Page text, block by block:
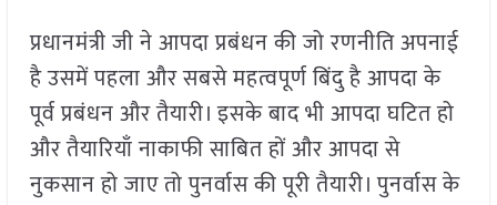
प्रधानमंत्री जी ने आपदा प्रबंधन की जो रणनीति अपनाई
है उसमें पहला और सबसे महत्वपूर्ण बिंदु है आपदा के
पूर्व प्रबंधन और तैयारी। इसके बाद भी आपदा घटित हो
और तैयारियाँ नाकाफी साबित हों और आपदा से
नुकसान हो जाए तो पुनर्वास की पूरी तैयारी। पुनर्वास के